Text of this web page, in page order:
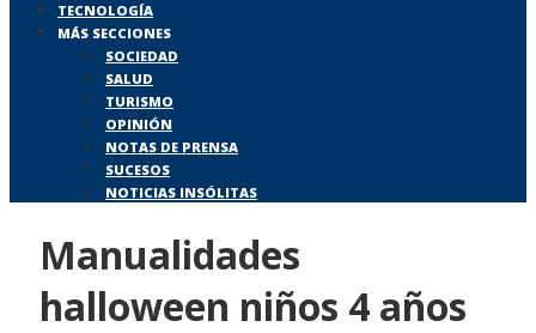
TECNOLOGÍA
MÁS SECCIONES
SOCIEDAD
SALUD
TURISMO
OPINIÓN
NOTAS DE PRENSA
SUCESOS
NOTICIAS INSÓLITAS
Manualidades
halloween niños 4 años